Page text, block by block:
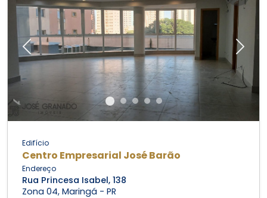
Previous Next
Edifício
Centro Empresarial José Barão
Endereço
Rua Princesa Isabel, 138
Zona 04, Maringá - PR